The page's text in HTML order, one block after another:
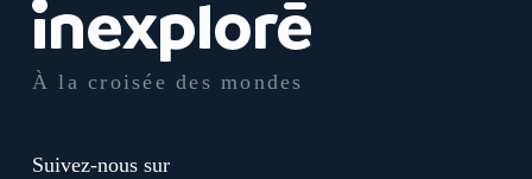
À la croisée des mondes
Suivez-nous sur